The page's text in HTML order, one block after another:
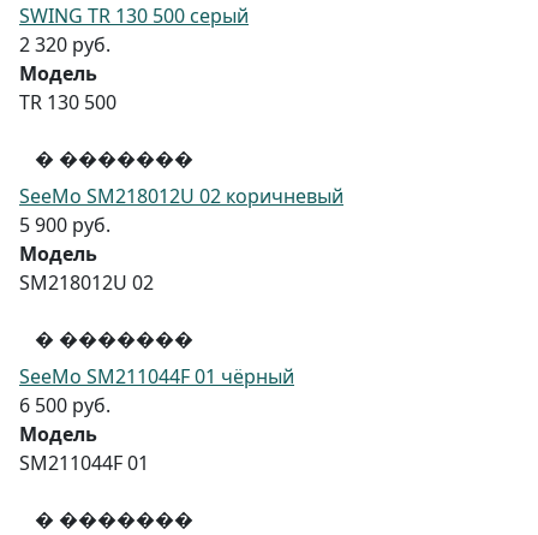
SWING TR 130 500 серый
2 320 руб.
Модель
TR 130 500
� �������
SeeMo SM218012U 02 коричневый
5 900 руб.
Модель
SM218012U 02
� �������
SeeMo SM211044F 01 чёрный
6 500 руб.
Модель
SM211044F 01
� �������